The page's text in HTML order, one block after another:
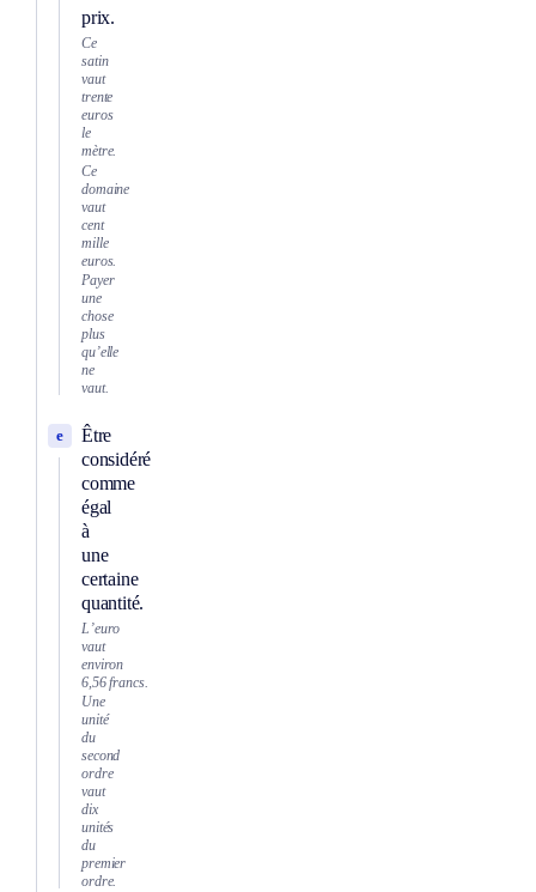
prix.
Ce
satin
vaut
trente
euros
le
mètre.
Ce
domaine
vaut
cent
mille
euros.
Payer
une
chose
plus
qu’elle
ne
vaut.
Être
considéré
comme
égal
à
une
certaine
quantité.
e
L’euro
vaut
environ
6,56 francs.
Une
unité
du
second
ordre
vaut
dix
unités
du
premier
ordre.